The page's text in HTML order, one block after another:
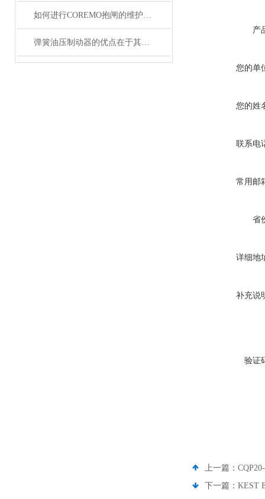
如何进行COREMO抱闸的维护保养
弹簧油压制动器的优点在于其优异的制动性能和稳定性
产
您的单
您的姓
联系电
常用邮
省
详细地
补充说
验证
上一篇：
下一篇： KEST